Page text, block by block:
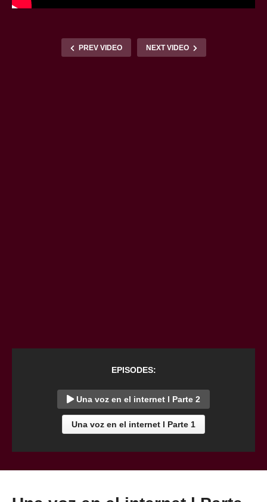
PREV VIDEO NEXT VIDEO
EPISODES:
Una voz en el internet l Parte 2
Una voz en el internet l Parte 1